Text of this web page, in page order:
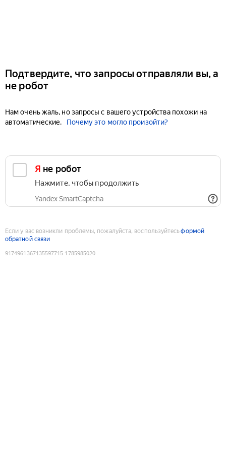
Подтвердите, что запросы отправляли вы, а
не робот
Нам очень жаль, но запросы с вашего устройства похожи на
автоматические.
Почему это могло произойти?
Я не робот
Нажмите, чтобы продолжить
Yandex SmartCaptcha
Если у вас возникли проблемы, пожалуйста, воспользуйтесьформой
обратной связи
9174961367135597715:1785985020